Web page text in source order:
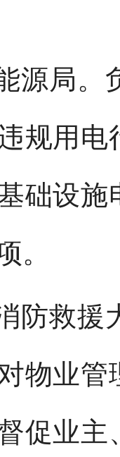
源局。
规用
础设
。
防救援
物业
促业